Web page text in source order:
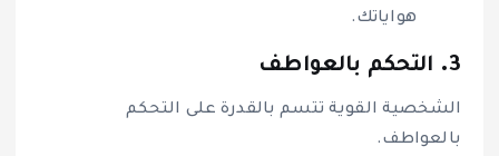
هواياتك.
3. التحكم بالعواطف
الشخصية القوية تتسم بالقدرة على التحكم
بالعواطف.